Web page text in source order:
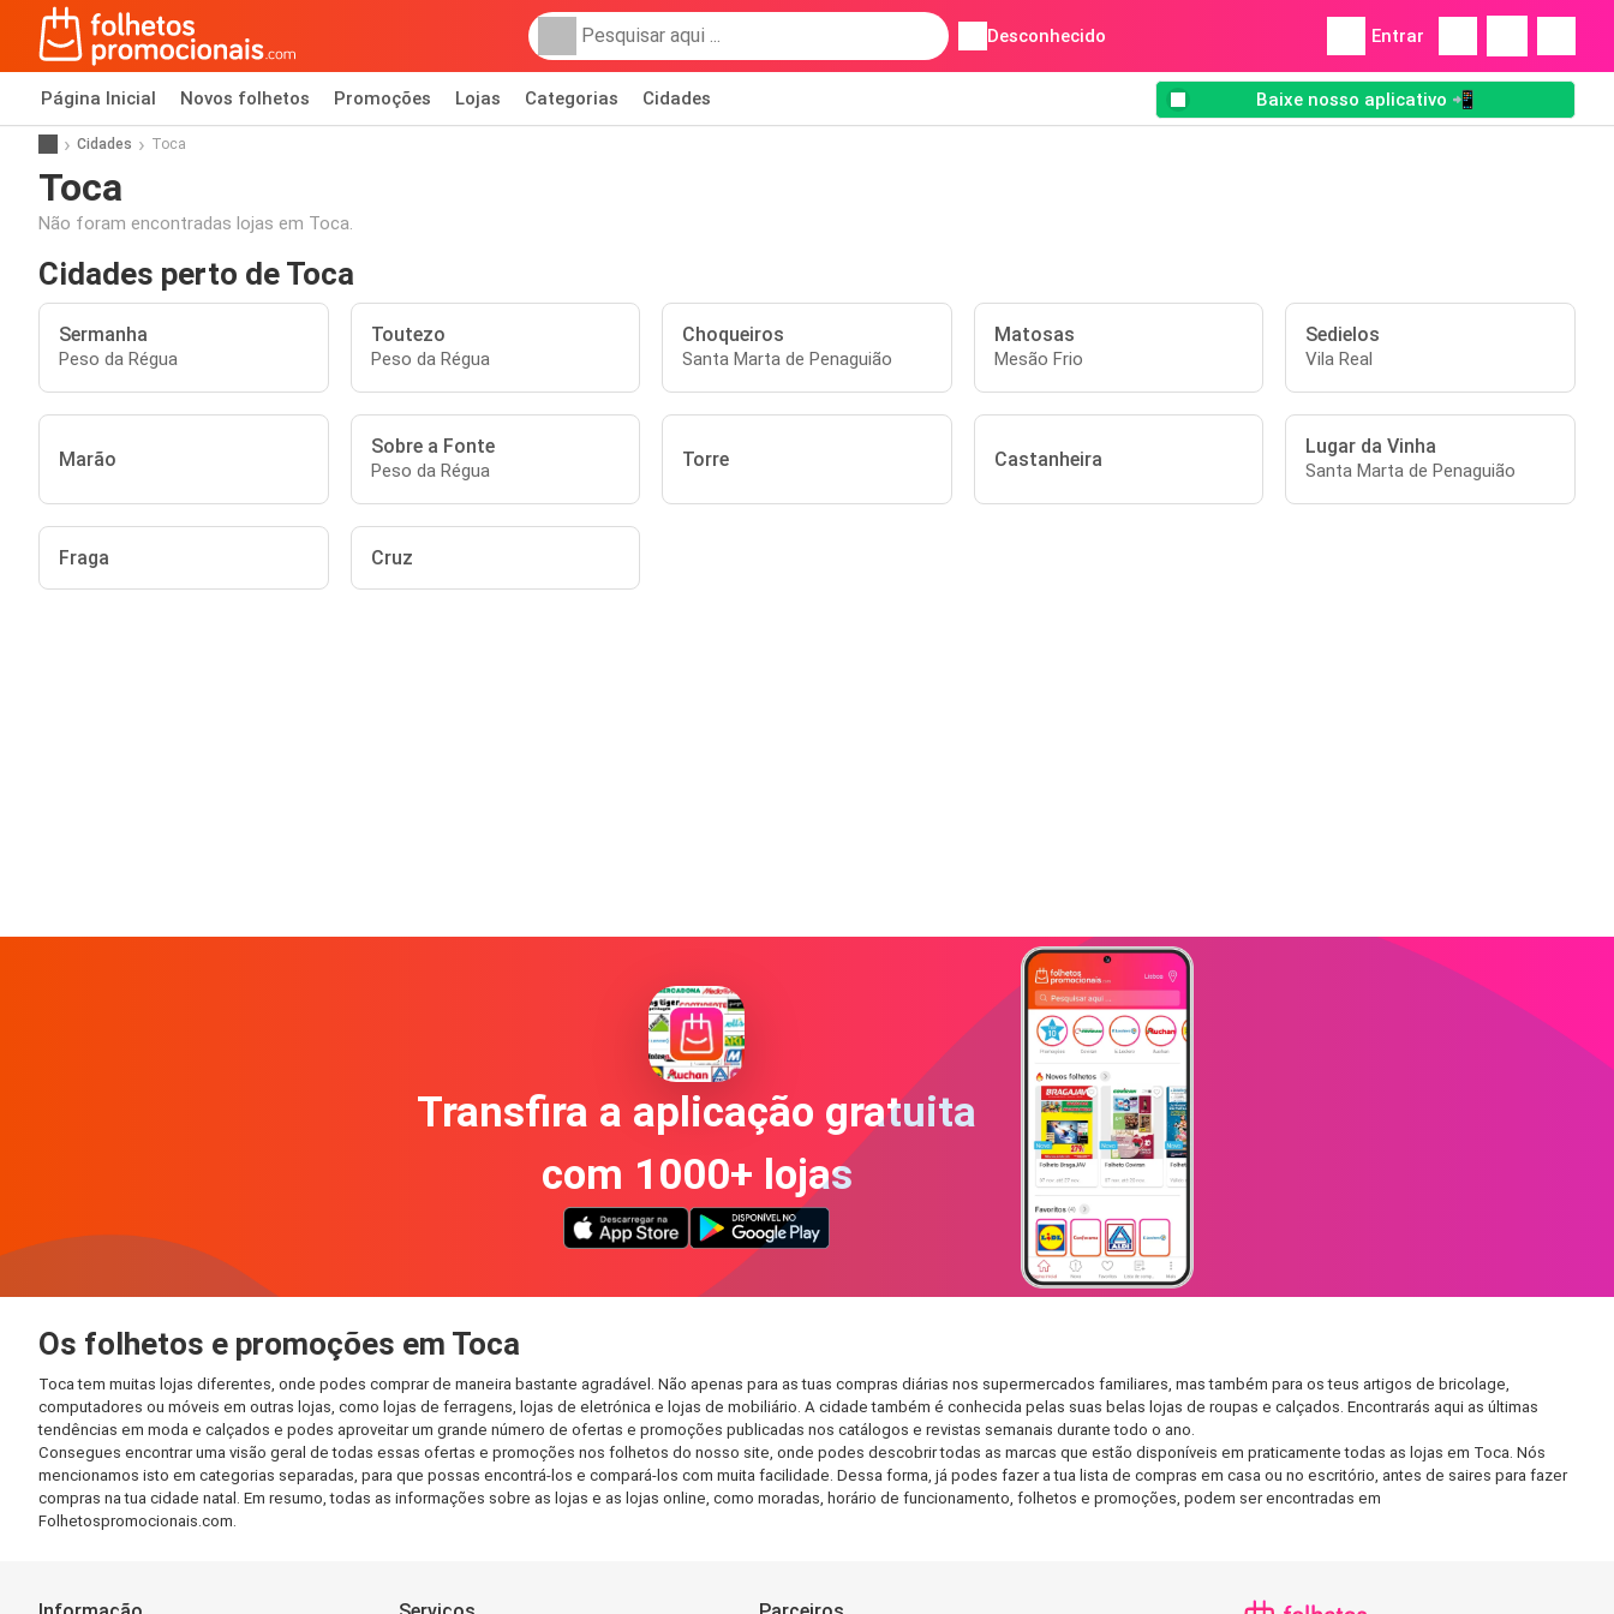
Desconhecido Entrar
Página Inicial Novos folhetos Promoções Lojas Categorias Cidades Baixe nosso aplicativo 📲
Cidades Toca
Toca
Não foram encontradas lojas em Toca.
Cidades perto de Toca
Sermanha
Peso da Régua
Toutezo
Peso da Régua
Choqueiros
Santa Marta de Penaguião
Matosas
Mesão Frio
Sedielos
Vila Real
Marão
Sobre a Fonte
Peso da Régua Torre Castanheira
Lugar da Vinha
Santa Marta de Penaguião
Fraga Cruz
Transfira a aplicação gratuita
com 1000+ lojas
Os folhetos e promoções em Toca
Toca tem muitas lojas diferentes, onde podes comprar de maneira bastante agradável. Não apenas para as tuas compras diárias nos supermercados familiares, mas também para os teus artigos de bricolage,
computadores ou móveis em outras lojas, como lojas de ferragens, lojas de eletrónica e lojas de mobiliário. A cidade também é conhecida pelas suas belas lojas de roupas e calçados. Encontrarás aqui as últimas
tendências em moda e calçados e podes aproveitar um grande número de ofertas e promoções publicadas nos catálogos e revistas semanais durante todo o ano.
Consegues encontrar uma visão geral de todas essas ofertas e promoções nos folhetos do nosso site, onde podes descobrir todas as marcas que estão disponíveis em praticamente todas as lojas em Toca. Nós
mencionamos isto em categorias separadas, para que possas encontrá-los e compará-los com muita facilidade. Dessa forma, já podes fazer a tua lista de compras em casa ou no escritório, antes de saires para fazer
compras na tua cidade natal. Em resumo, todas as informações sobre as lojas e as lojas online, como moradas, horário de funcionamento, folhetos e promoções, podem ser encontradas em
Folhetospromocionais.com.